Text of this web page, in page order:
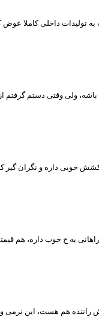
تولیدات داخلی کاملا عوض
ولی وقتی دستم
کشش خوبی داره و نگران گیر
یه ح خوب داره، هم
راننده هم هست، این نرمی